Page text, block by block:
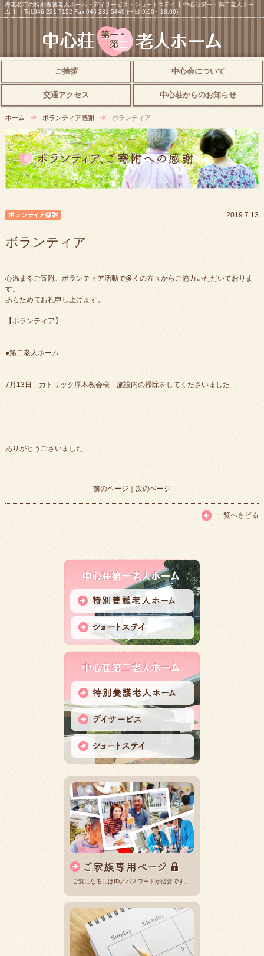
海老名市の特別養護老人ホーム・デイサービス・ショートステイ【 中心荘第一・第二老人ホー
ム 】｜Tel:046-231-7152 Fax:046-231-5449 (平日 9:00～18:00)
ご挨拶 中心会について
交通アクセス 中心荘からのお知らせ
ホーム ボランティア感謝 ボランティア
2019.7.13
ボランティア
心温まるご寄附、ボランティア活動で多くの方々からご協力いただいておりま
す。
あらためてお礼申し上げます。
【ボランティア】
●第二老人ホーム
7月13日 カトリック厚木教会様 施設内の掃除をしてくださいました
ありがとうございました
前のページ ｜ 次のページ
一覧へもどる
ご覧になるにはID／パスワードが必要です。